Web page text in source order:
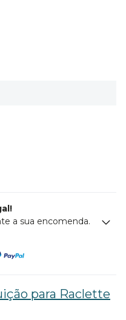
a sua encomenda.
para Raclette